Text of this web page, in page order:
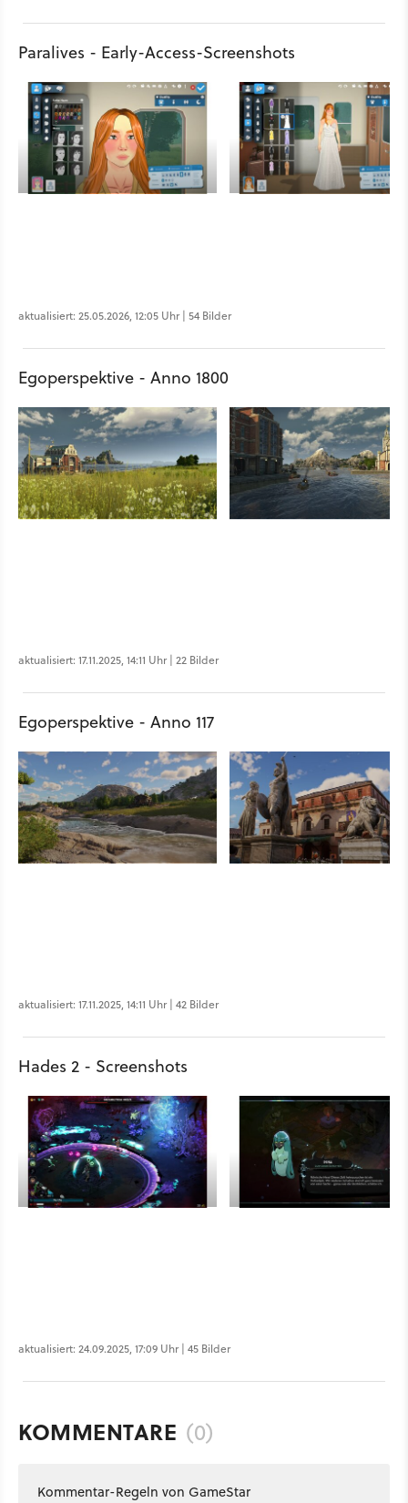
Paralives - Early-Access-Screenshots
aktualisiert: 25.05.2026, 12:05 Uhr | 54 Bilder
Egoperspektive - Anno 1800
aktualisiert: 17.11.2025, 14:11 Uhr | 22 Bilder
Egoperspektive - Anno 117
aktualisiert: 17.11.2025, 14:11 Uhr | 42 Bilder
Hades 2 - Screenshots
aktualisiert: 24.09.2025, 17:09 Uhr | 45 Bilder
KOMMENTARE (0)
Kommentar-Regeln von GameStar